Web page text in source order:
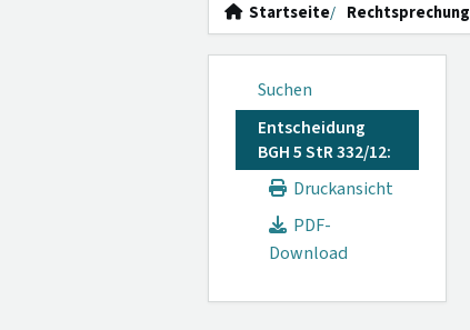
Startseite Rechtsprechung
Suchen
Entscheidung
BGH 5 StR 332/12:
Druckansicht
PDF-
Download